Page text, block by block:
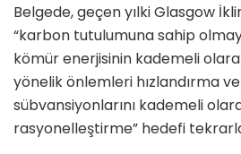
Belgede, geçen yılki Glasgow
“karbon tutulumuna sahip
kömür enerjisinin kademeli
yönelik önlemleri hızlandırma
sübvansiyonlarını kademeli
rasyonelleştirme” hedefi